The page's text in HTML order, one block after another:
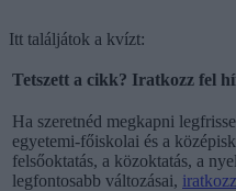
Itt találjátok a kvízt:
Tetszett a cikk? Iratkozz fel
Ha szeretnéd megkapni
egyetemi-főiskolai és a
felsőoktatás, a közoktatás, a
legfontosabb változásai,